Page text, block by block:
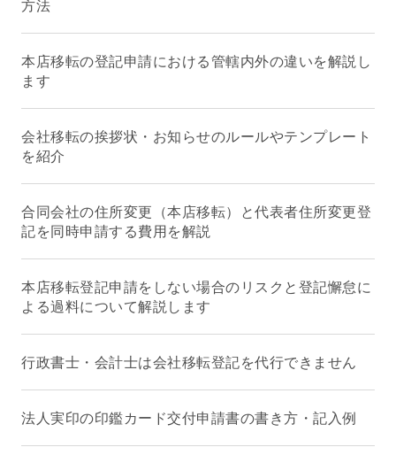
方法
本店移転の登記申請における管轄内外の違いを解説し
ます
会社移転の挨拶状・お知らせのルールやテンプレート
を紹介
合同会社の住所変更（本店移転）と代表者住所変更登
記を同時申請する費用を解説
本店移転登記申請をしない場合のリスクと登記懈怠に
よる過料について解説します
行政書士・会計士は会社移転登記を代行できません
法人実印の印鑑カード交付申請書の書き方・記入例